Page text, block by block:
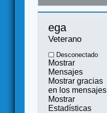
ega
Veterano
Desconectado
Mostrar
Mensajes
Mostrar gracias
en los mensajes
Mostrar
Estadísticas